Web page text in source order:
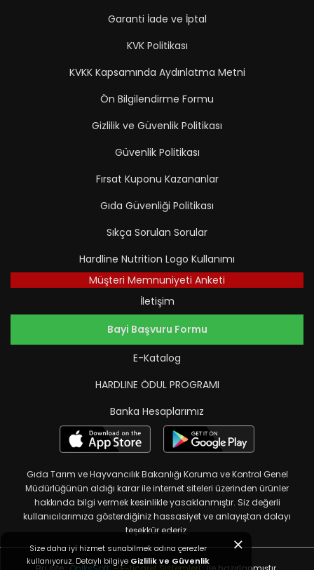
Size daha iyi hizmet sunabilmek adına çerezler
kullanıyoruz. Detaylı bilgiye Gizlilik ve Güvenlik
Garanti İade ve İptal
KVK Politikası
KVKK Kapsamında Aydınlatma Metni
Ön Bilgilendirme Formu
Gizlilik ve Güvenlik Politikası
Güvenlik Politikası
Fırsat Kuponu Kazananlar
Gıda Güvenliği Politikası
Sıkça Sorulan Sorular
Hardline Nutrition Logo Kullanımı
Müşteri Memnuniyeti Anketi
İletişim
Bayi Başvuru Formu
E-Katalog
HARDLINE ÖDUL PROGRAMI
Banka Hesaplarımız
Gıda Tarım ve Hayvancılık Bakanlığı Koruma ve Kontrol Genel
Müdürlüğünün aldığı karar ile internet siteleri üzerinden ürünler
hakkında bilgi vermek kesinlikle yasaklanmıştır. Siz değerli
kullanıcılarımıza gösterdiğiniz hassasiyet ve anlayıştan dolayı
teşekkür ederiz.